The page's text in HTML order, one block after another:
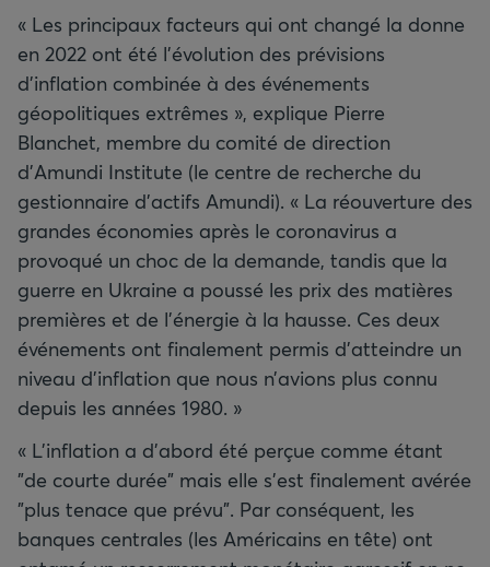
« Les principaux facteurs qui ont changé la donne
en 2022 ont été l’évolution des prévisions
d’inflation combinée à des événements
géopolitiques extrêmes », explique Pierre
Blanchet, membre du comité de direction
d’Amundi Institute (le centre de recherche du
gestionnaire d’actifs Amundi). « La réouverture des
grandes économies après le coronavirus a
provoqué un choc de la demande, tandis que la
guerre en Ukraine a poussé les prix des matières
premières et de l’énergie à la hausse. Ces deux
événements ont finalement permis d’atteindre un
niveau d’inflation que nous n’avions plus connu
depuis les années 1980. »
« L’inflation a d’abord été perçue comme étant
"de courte durée" mais elle s’est finalement avérée
"plus tenace que prévu". Par conséquent, les
banques centrales (les Américains en tête) ont